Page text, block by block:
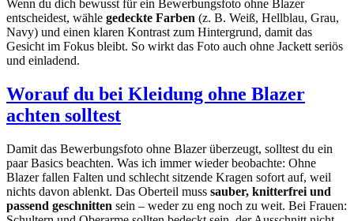
Wenn du dich bewusst für ein Bewerbungsfoto ohne Blazer
entscheidest, wähle gedeckte Farben (z. B. Weiß, Hellblau, Grau,
Navy) und einen klaren Kontrast zum Hintergrund, damit das
Gesicht im Fokus bleibt. So wirkt das Foto auch ohne Jackett seriös
und einladend.
Worauf du bei Kleidung ohne Blazer
achten solltest
Damit das Bewerbungsfoto ohne Blazer überzeugt, solltest du ein
paar Basics beachten. Was ich immer wieder beobachte: Ohne
Blazer fallen Falten und schlecht sitzende Kragen sofort auf, weil
nichts davon ablenkt. Das Oberteil muss sauber, knitterfrei und
passend geschnitten sein – weder zu eng noch zu weit. Bei Frauen: